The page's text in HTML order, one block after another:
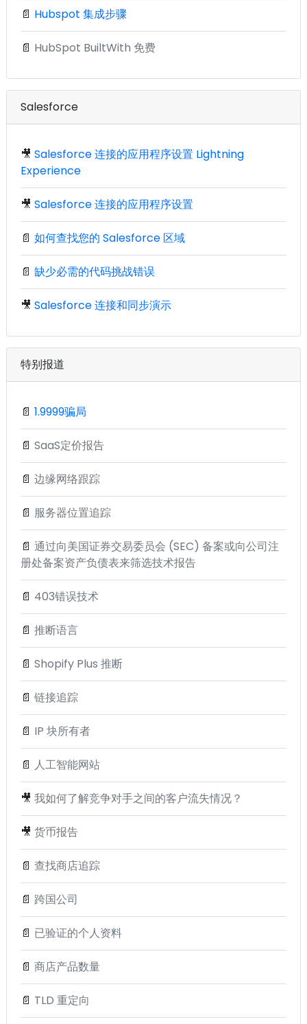
📄 Hubspot 集成步骤
📄 HubSpot BuiltWith 免费
Salesforce
🎥 Salesforce 连接的应用程序设置 Lightning
Experience
🎥 Salesforce 连接的应用程序设置
📄 如何查找您的 Salesforce 区域
📄 缺少必需的代码挑战错误
🎥 Salesforce 连接和同步演示
特别报道
📄 1.9999骗局
📄 SaaS定价报告
📄 边缘网络跟踪
📄 服务器位置追踪
📄 通过向美国证券交易委员会 (SEC) 备案或向公司注
册处备案资产负债表来筛选技术报告
📄 403错误技术
📄 推断语言
📄 Shopify Plus 推断
📄 链接追踪
📄 IP 块所有者
📄 人工智能网站
🎥 我如何了解竞争对手之间的客户流失情况？
🎥 货币报告
📄 查找商店追踪
📄 跨国公司
📄 已验证的个人资料
📄 商店产品数量
📄 TLD 重定向